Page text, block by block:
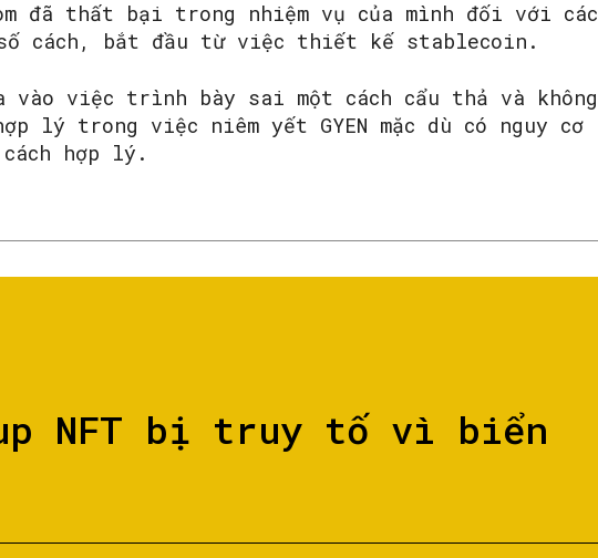
đã thất bại trong nhiệm vụ của mình đối với các
cách, bắt đầu từ việc thiết kế stablecoin.
vào việc trình bày sai một cách cẩu thả và không
lý trong việc niêm yết GYEN mặc dù có nguy cơ
hợp lý.
NFT bị truy tố vì biển